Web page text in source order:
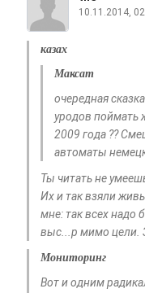
10.11.2014,
казах
Максат
очередная
уродов
2009 года ??
автоматы
Ты читать не
Их и так взяли
мне: так всех надо
выс...р мимо цели.
Мониторинг
Вот и одним